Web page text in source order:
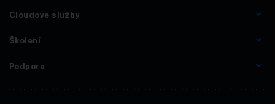
Cloudové služby
Školení
Podpora